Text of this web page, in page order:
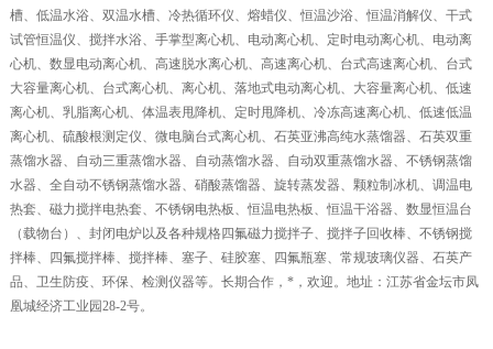
槽、低温水浴、双温水槽、冷热循环仪、熔蜡仪、恒温沙浴、恒温消解仪、干式
试管恒温仪、搅拌水浴、手掌型离心机、电动离心机、定时电动离心机、电动离
心机、数显电动离心机、高速脱水离心机、高速离心机、台式高速离心机、台式
大容量离心机、台式离心机、离心机、落地式电动离心机、大容量离心机、低速
离心机、乳脂离心机、体温表甩降机、定时甩降机、冷冻高速离心机、低速低温
离心机、硫酸根测定仪、微电脑台式离心机、石英亚沸高纯水蒸馏器、石英双重
蒸馏水器、自动三重蒸馏水器、自动蒸馏水器、自动双重蒸馏水器、不锈钢蒸馏
水器、全自动不锈钢蒸馏水器、硝酸蒸馏器、旋转蒸发器、颗粒制冰机、调温电
热套、磁力搅拌电热套、不锈钢电热板、恒温电热板、恒温干浴器、数显恒温台
（载物台）、封闭电炉以及各种规格四氟磁力搅拌子、搅拌子回收棒、不锈钢搅
拌棒、四氟搅拌棒、搅拌棒、塞子、硅胶塞、四氟瓶塞、常规玻璃仪器、石英产
品、卫生防疫、环保、检测仪器等。长期合作，*，欢迎。地址：江苏省金坛市凤
凰城经济工业园28-2号。